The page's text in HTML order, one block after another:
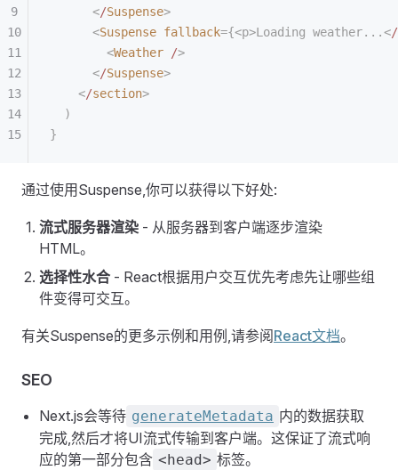
      <
/Suspense>
      <
Suspense fallback={<p>Loading weather...</
        <
Weather />
      <
/Suspense>
    <
/section>
  )
}
通过使用Suspense,你可以获得以下好处:
流式服务器渲染 - 从服务器到客户端逐步渲染
HTML。
选择性水合 - React根据用户交互优先考虑先让哪些组
件变得可交互。
有关Suspense的更多示例和用例,请参阅React文档。
SEO
Next.js会等待 generateMetadata 内的数据获取
完成,然后才将UI流式传输到客户端。这保证了流式响
应的第一部分包含 <head> 标签。